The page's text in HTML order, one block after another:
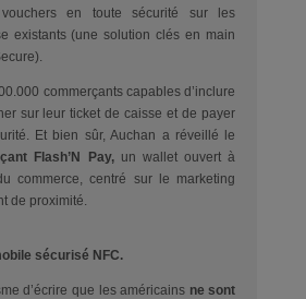
en toute sécurité sur les
existants (une solution clés en main
commerçants capables d’inclure
sur leur ticket de caisse et de payer
Et bien sûr, Auchan a réveillé le
Flash’N Pay,un wallet ouvert à
commerce, centré sur le marketing
de proximité.
sécurisé NFC.
d’écrire que les américains ne sont